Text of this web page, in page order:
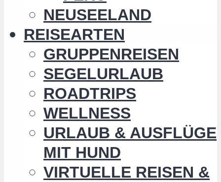
NEUSEELAND
REISEARTEN
GRUPPENREISEN
SEGELURLAUB
ROADTRIPS
WELLNESS
URLAUB & AUSFLÜGE
MIT HUND
VIRTUELLE REISEN &